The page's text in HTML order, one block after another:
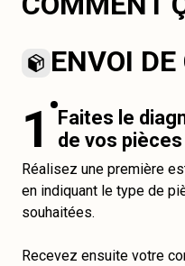
ENVOI DE
1
Faites le
de vos pièces
Réalisez une première
en indiquant le type de
souhaitées.
Recevez ensuite votre